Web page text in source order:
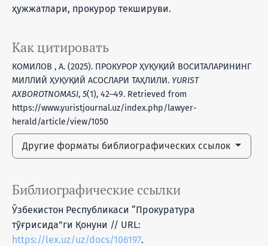
ҳужжатлари, прокурор текшируви.
Как цитировать
КОМИЛОВ , А. (2025). ПРОКУРОР ҲУҚУҚИЙ ВОСИТАЛАРИНИНГ
МИЛЛИЙ ҲУҚУҚИЙ АСОСЛАРИ ТАҲЛИЛИ. YURIST
AXBOROTNOMASI, 5(1), 42–49. Retrieved from
https://www.yuristjournal.uz/index.php/lawyer-
herald/article/view/1050
Другие форматы библиографических ссылок
Библиографические ссылки
Ўзбекистон Республикаси “Прокуратура
тўғрисида”ги Қонуни // URL:
https://lex.uz/uz/docs/106197.